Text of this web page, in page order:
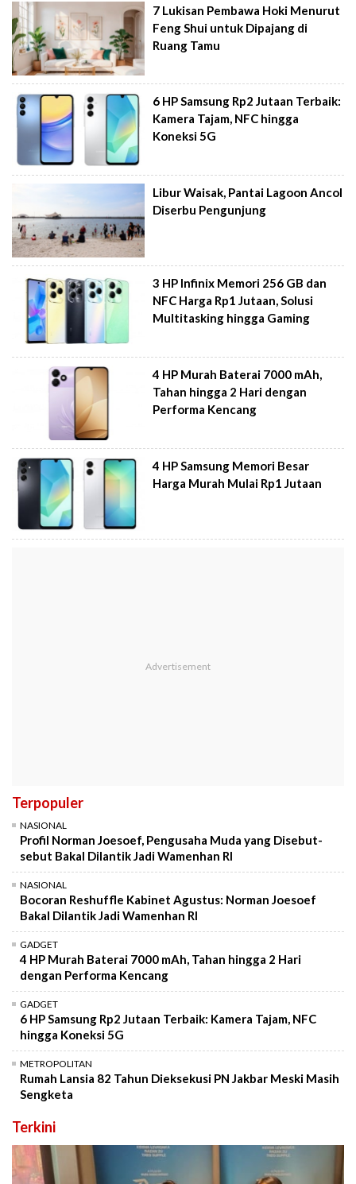
7 Lukisan Pembawa Hoki Menurut
Feng Shui untuk Dipajang di
Ruang Tamu
6 HP Samsung Rp2 Jutaan Terbaik:
Kamera Tajam, NFC hingga
Koneksi 5G
Libur Waisak, Pantai Lagoon Ancol
Diserbu Pengunjung
3 HP Infinix Memori 256 GB dan
NFC Harga Rp1 Jutaan, Solusi
Multitasking hingga Gaming
4 HP Murah Baterai 7000 mAh,
Tahan hingga 2 Hari dengan
Performa Kencang
4 HP Samsung Memori Besar
Harga Murah Mulai Rp1 Jutaan
Terpopuler
NASIONAL
Profil Norman Joesoef, Pengusaha Muda yang Disebut-
sebut Bakal Dilantik Jadi Wamenhan RI
NASIONAL
Bocoran Reshuffle Kabinet Agustus: Norman Joesoef
Bakal Dilantik Jadi Wamenhan RI
GADGET
4 HP Murah Baterai 7000 mAh, Tahan hingga 2 Hari
dengan Performa Kencang
GADGET
6 HP Samsung Rp2 Jutaan Terbaik: Kamera Tajam, NFC
hingga Koneksi 5G
METROPOLITAN
Rumah Lansia 82 Tahun Dieksekusi PN Jakbar Meski Masih
Sengketa
Terkini